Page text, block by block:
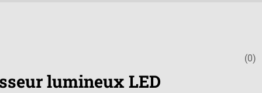
Note (0)
lumineux LED